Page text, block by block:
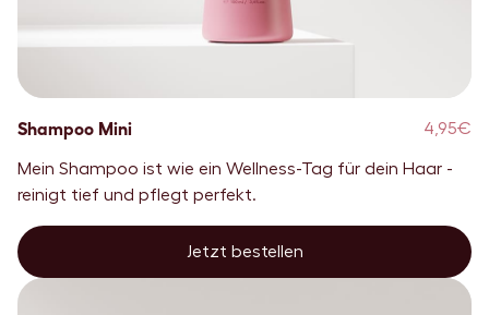
Shampoo Mini 4,95€
Mein Shampoo ist wie ein Wellness-Tag für dein Haar -
reinigt tief und pflegt perfekt.
Jetzt bestellen